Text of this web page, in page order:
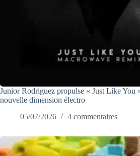
Junior Rodriguez propulse « Just Like You
nouvelle dimension électro
05/07/2026
4 commentaires